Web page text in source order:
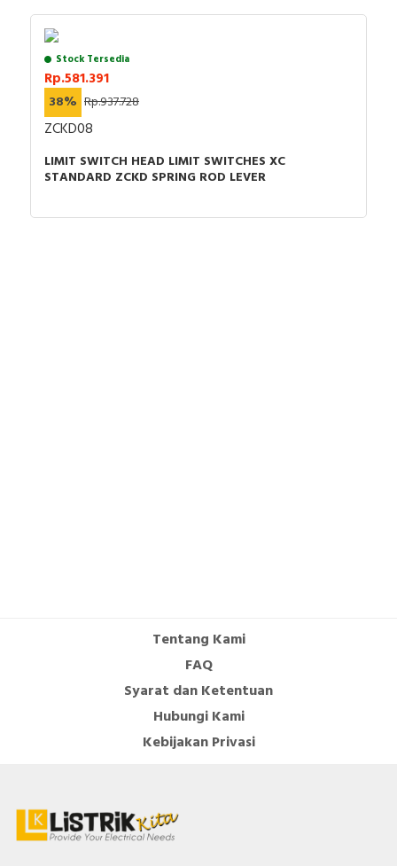
RFID
Capacitive Sensors
Safety Switch
Radio Frequency
Contact Block
Stock Tersedia
Rp.581.391
38% Rp.937.728
ZCKD08
LIMIT SWITCH HEAD LIMIT SWITCHES XC
STANDARD ZCKD SPRING ROD LEVER
Tentang Kami
FAQ
Syarat dan Ketentuan
Hubungi Kami
Kebijakan Privasi